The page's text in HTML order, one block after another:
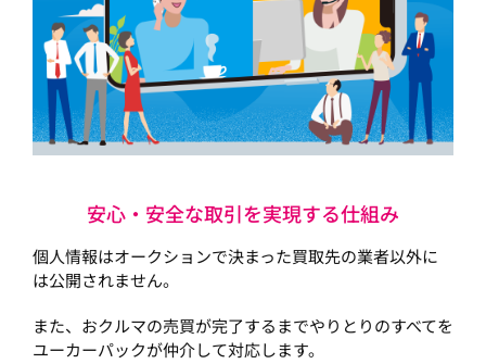
安心・安全な取引を実現する仕組み
個人情報はオークションで決まった買取先の業者以外に
は公開されません。
また、おクルマの売買が完了するまでやりとりのすべてを
ユーカーパックが仲介して対応します。